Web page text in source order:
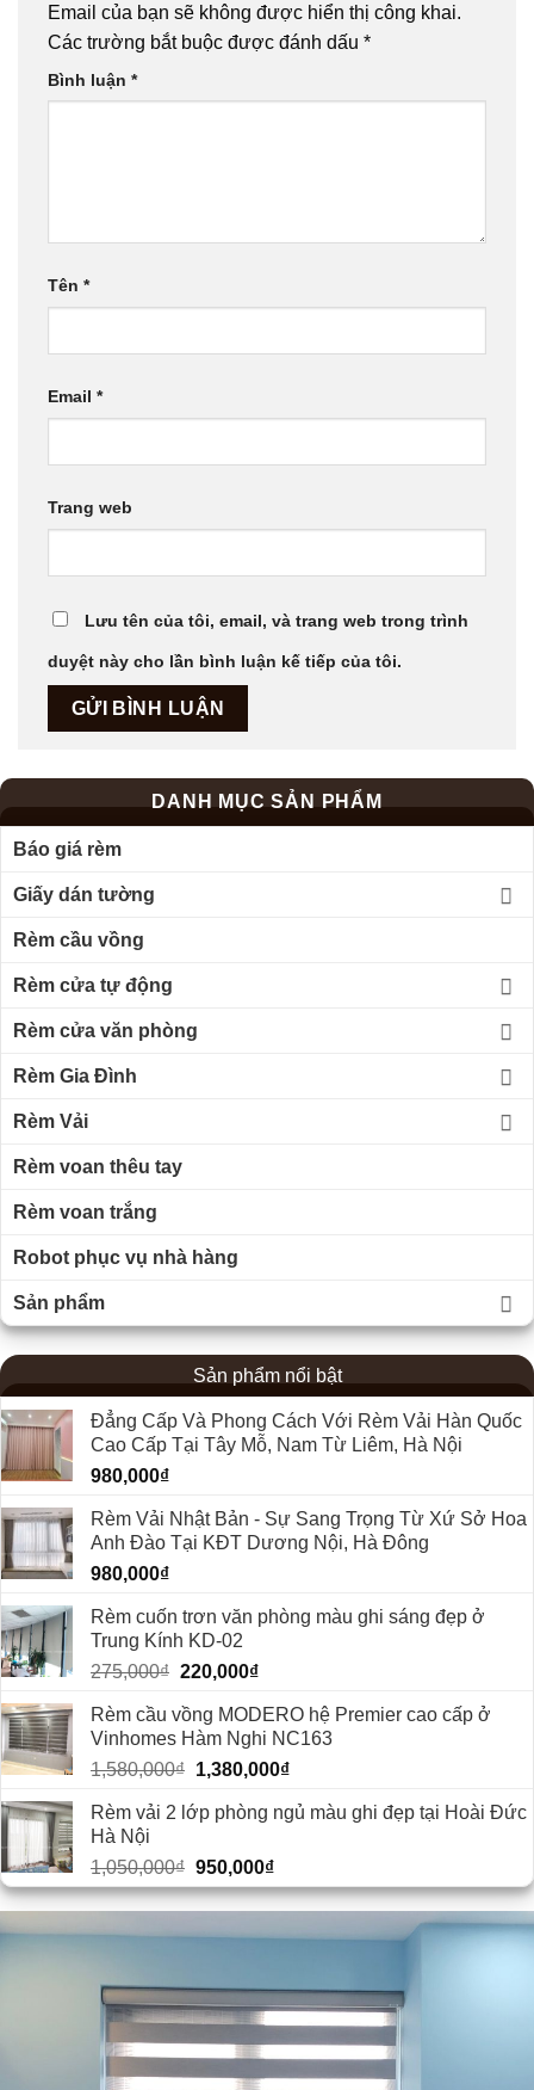
DANH MỤC SẢN PHẨM
Báo giá rèm
Giấy dán tường
Rèm cầu vồng
Rèm cửa tự động
Rèm cửa văn phòng
Rèm Gia Đình
Rèm Vải
Rèm voan thêu tay
Rèm voan trắng
Robot phục vụ nhà hàng
Sản phẩm
Sản phẩm nổi bật
Đẳng Cấp Và Phong Cách Với Rèm Vải Hàn Quốc
Cao Cấp Tại Tây Mỗ, Nam Từ Liêm, Hà Nội
980,000₫
Rèm Vải Nhật Bản - Sự Sang Trọng Từ Xứ Sở Hoa
Anh Đào Tại KĐT Dương Nội, Hà Đông
980,000₫
Rèm cuốn trơn văn phòng màu ghi sáng đẹp ở
Trung Kính KD-02
275,000₫ Giá
là:
275,000₫.
220,000₫Giá
tại
là:
220,000₫.
Rèm cầu vồng MODERO hệ Premier cao cấp ở
Vinhomes Hàm Nghi NC163
1,580,000₫ Giá
là:
1,380,000₫Giá
tại
Rèm vải 2 lớp phòng ngủ màu ghi đẹp tại Hoài Đức
Hà Nội
1,050,000₫ Giá
gốc
là:
1,050,000₫.
950,000₫Giá
hiện
tại
là:
Email của bạn sẽ không được hiển thị công khai.
Các trường bắt buộc được đánh dấu *
Bình luận *
Tên *
Email *
Trang web
Lưu tên của tôi, email, và trang web trong trình
duyệt này cho lần bình luận kế tiếp của tôi.